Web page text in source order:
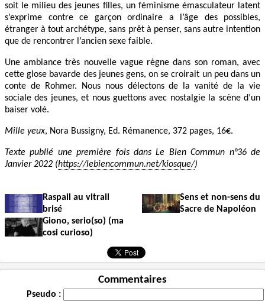
soit le milieu des jeunes filles, un féminisme émasculateur latent
s’exprime contre ce garçon ordinaire a l’âge des possibles,
étranger à tout archétype, sans prêt à penser, sans autre intention
que de rencontrer l’ancien sexe faible.
Une ambiance très nouvelle vague règne dans son roman, avec
cette glose bavarde des jeunes gens, on se croirait un peu dans un
conte de Rohmer. Nous nous délectons de la vanité de la vie
sociale des jeunes, et nous guettons avec nostalgie la scène d’un
baiser volé.
Mille yeux, Nora Bussigny, Ed. Rémanence, 372 pages, 16€.
Texte publié une première fois dans Le Bien Commun n°36 de
Janvier 2022 (https://lebiencommun.net/kiosque/)
Raspail au vitrail
brisé
Sens et non-sens du
Sacre de Napoléon
Giono, serio(so) (ma
cosi curioso)
Commentaires
Pseudo :